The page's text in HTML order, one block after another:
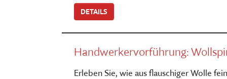
DETAILS
Handwerkervorführung:
Erleben Sie, wie aus flauschiger Wolle